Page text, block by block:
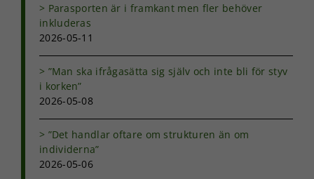
Parasporten är i framkant men fler behöver
inkluderas
2026-05-11
”Man ska ifrågasätta sig själv och inte bli för styv
i korken”
2026-05-08
”Det handlar oftare om strukturen än om
individerna”
2026-05-06
att försvinna
intressen och ditt
beteende när du